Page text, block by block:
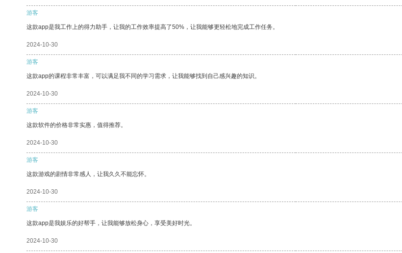
游客
这款app是我工作上的得力助手，让我的工作效率提高了50%，让我能够更轻松地完成工作任务。
2024-10-30
游客
这款app的课程非常丰富，可以满足我不同的学习需求，让我能够找到自己感兴趣的知识。
2024-10-30
游客
这款软件的价格非常实惠，值得推荐。
2024-10-30
游客
这款游戏的剧情非常感人，让我久久不能忘怀。
2024-10-30
游客
这款app是我娱乐的好帮手，让我能够放松身心，享受美好时光。
2024-10-30